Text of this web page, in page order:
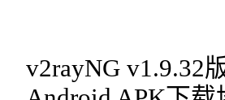
v2rayNG v1.9.32